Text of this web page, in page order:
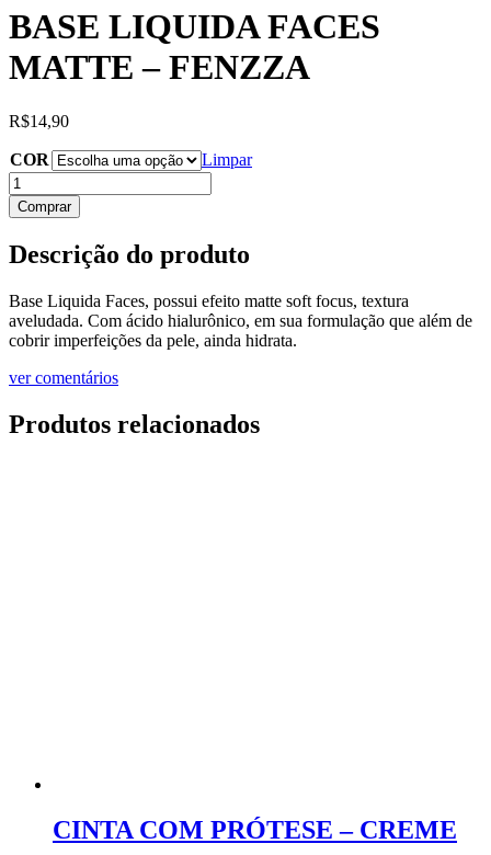
BASE LIQUIDA FACES
MATTE – FENZZA
R$14,90
COR
Limpar
BASE
LIQUIDA
FACES
-
quantidade
Comprar
Descrição do produto
Base Liquida Faces, possui efeito matte soft focus, textura
aveludada. Com ácido hialurônico, em sua formulação que além de
cobrir imperfeições da pele, ainda hidrata.
ver comentários
Produtos relacionados
CINTA COM PRÓTESE – CREME